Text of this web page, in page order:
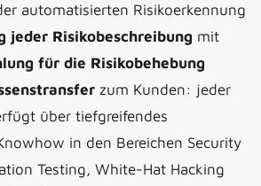
automatisierten Risikoerkennung
jeder Risikobeschreibung mit
für die Risikobehebung
zum Kunden: jeder
über tiefgreifendes
in den Bereichen Security
Testing, White-Hat Hacking